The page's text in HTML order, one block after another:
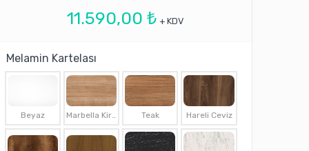
11.590,00 ₺ + KDV
Melamin Kartelası
Beyaz Marbella Kirazı Teak Hareli Ceviz